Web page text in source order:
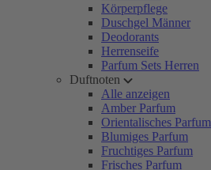
Körperpflege
Duschgel Männer
Deodorants
Herrenseife
Parfum Sets Herren
Duftnoten
Alle anzeigen
Amber Parfum
Orientalisches Parfum
Blumiges Parfum
Fruchtiges Parfum
Frisches Parfum